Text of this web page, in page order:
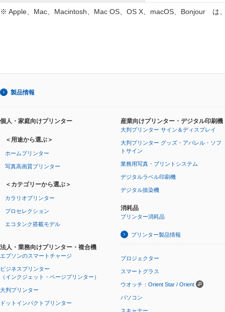
※ Apple、Mac、Macintosh、Mac OS、OS X、macOS、Bonjour は
製品情報
個人・家庭向けプリンター
＜用途から選ぶ＞
ホームプリンター
写真高画質プリンター
＜カテゴリーから選ぶ＞
カラリオプリンター
プロセレクション
エコタンク搭載モデル
法人・業務向けプリンター・複合機
エプソンのスマートチャージ
ビジネスプリンター
（インクジェット・ページプリンター）
大判プリンター
ドットインパクトプリンター
産業向けプリンター・デジタル印刷機
大判プリンター サイン＆ディスプレイ
大判プリンター グッズ・アパレル・ソフ
トサイン
業務用写真・プリントシステム
デジタルラベル印刷機
デジタル捺染機
消耗品
プリンター消耗品
プリンター製品情報
プロジェクター
スマートグラス
ウオッチ：Orient Star / Orient
パソコン
スキャナー